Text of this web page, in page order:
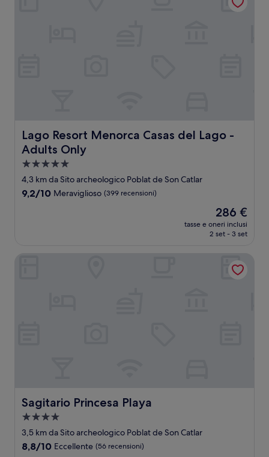
Lago Resort Menorca Casas del Lago -
Adults Only
Lago Resort Menorca Casas del Lago - Adults Only
Struttura
a
5.0
4,3 km da Sito archeologico Poblat de Son Catlar
9.2
9,2/10 Meraviglioso (399 recensioni)
Il
prezzo
attuale
286 €
286 €
tasse e oneri inclusi
2 set - 3 set
Sagitario Princesa Playa
Sagitario Princesa Playa
Struttura
a
4.0
3,5 km da Sito archeologico Poblat de Son Catlar
8.8
8,8/10 Eccellente (56 recensioni)